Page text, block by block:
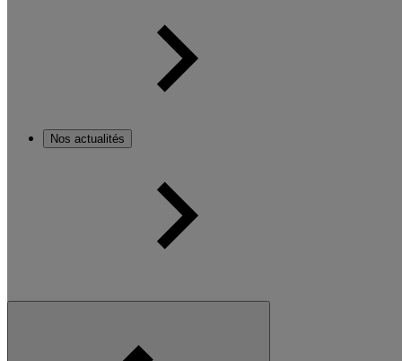
Nos actualités